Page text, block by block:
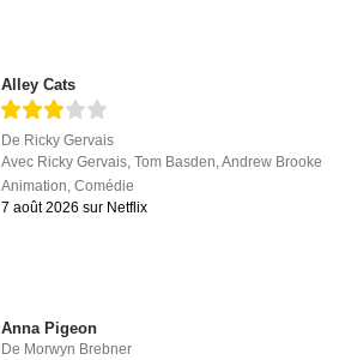
Alley Cats
De Ricky Gervais
Avec Ricky Gervais ,Tom Basden ,Andrew Brooke
Animation ,Comédie
7 août 2026 sur Netflix
Anna Pigeon
De Morwyn Brebner